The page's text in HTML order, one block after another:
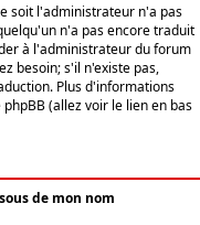
soit l'administrateur n'a pas
n'a pas encore traduit
à l'administrateur du forum
besoin; s'il n'existe pas,
Plus d'informations
(allez voir le lien en bas
de mon nom